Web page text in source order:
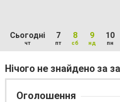
Сьогодні
чт
7
пт
8
сб
9
нд
10
пн
Нічого не знайдено за
Оголошення